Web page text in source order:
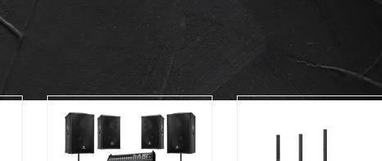
מרכז הסאונד – יבואני ציוד הגברה מקצועי מהמותגים המובילים בעולם | מערכות
| אספקה מיידית , ומשלוחים מהירים לכל הארץ.